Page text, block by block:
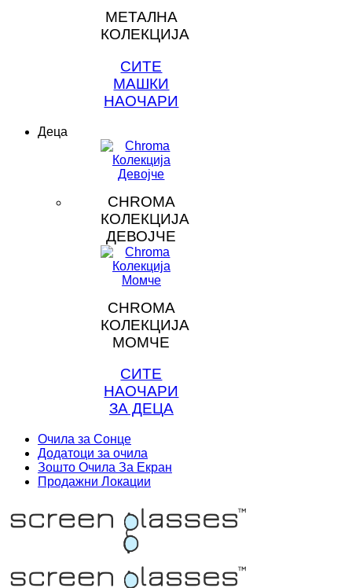
МЕТАЛНА
КОЛЕКЦИЈА
СИТЕ
МАШКИ
НАОЧАРИ
Деца
CHROMA
КОЛЕКЦИЈА
ДЕВОЈЧЕ
CHROMA
КОЛЕКЦИЈА
МОМЧЕ
СИТЕ
НАОЧАРИ
ЗА ДЕЦА
Очила за Сонце
Додатоци за очила
Зошто Очила За Екран
Продажни Локации